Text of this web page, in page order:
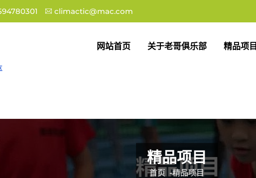
climactic@mac.com
网站首页 关于老哥俱乐部 精品项目
精品项目
首页 -精品项目